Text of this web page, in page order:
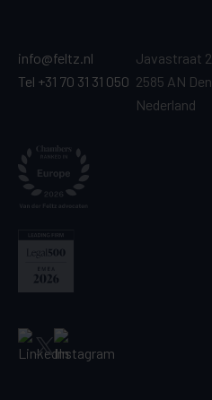
info@feltz.nl
Tel +31 70 31 31 050
Javastraat
2585 AN
Nederland